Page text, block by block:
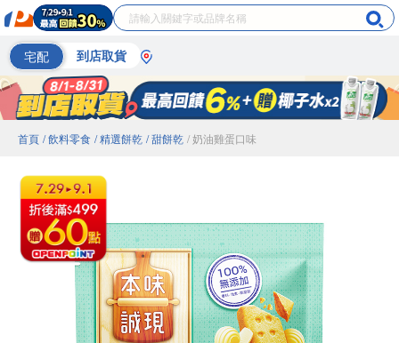
宅配 到店取貨
首頁 / 飲料零食 / 精選餅乾 / 甜餅乾 / 奶油雞蛋口味